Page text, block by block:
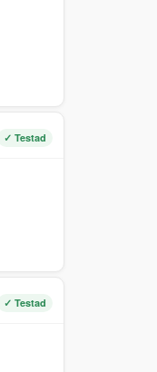
✓ Testad
✓ Testad